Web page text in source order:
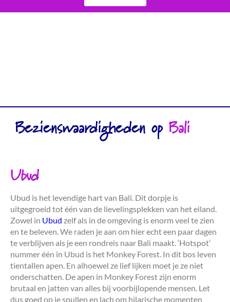
Bezienswaardigheden op Bali
Ubud
Ubud is het levendige hart van Bali. Dit dorpje is
uitgegroeid tot één van de lievelingsplekken van het eiland.
Zowel in Ubud zelf als in de omgeving is enorm veel te zien
en te beleven. We raden je aan om hier echt een paar dagen
te verblijven als je een rondreis naar Bali maakt. ‘Hotspot’
nummer één in Ubud is het Monkey Forest. In dit bos leven
tientallen apen. En alhoewel ze lief lijken moet je ze niet
onderschatten. De apen in Monkey Forest zijn enorm
brutaal en jatten van alles bij voorbijlopende mensen. Let
dus goed op je spullen en lach om hilarische momenten